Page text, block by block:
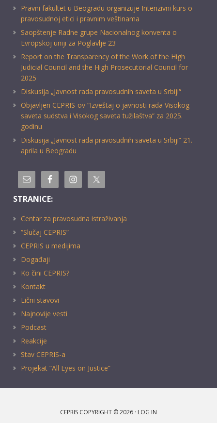
Pravni fakultet u Beogradu organizuje Intenzivni kurs o
pravosudnoj etici i pravnim veštinama
Saopštenje Radne grupe Nacionalnog konventa o
Evropskoj uniji za Poglavlje 23
Report on the Transparency of the Work of the High
Judicial Council and the High Prosecutorial Council for
2025
Diskusija „Javnost rada pravosudnih saveta u Srbiji“
Objavljen CEPRIS-ov “Izveštaj o javnosti rada Visokog
saveta sudstva i Visokog saveta tužilaštva” za 2025.
godinu
Diskusija „Javnost rada pravosudnih saveta u Srbiji” 21.
aprila u Beogradu
STRANICE:
Centar za pravosudna istraživanja
“Slučaj CEPRIS”
CEPRIS u medijima
Događaji
Ko čini CEPRIS?
Kontakt
Lični stavovi
Najnovije vesti
Podcast
Reakcije
Stav CEPRIS-a
Projekat “All Eyes on Justice”
CEPRIS COPYRIGHT © 2026 · LOG IN